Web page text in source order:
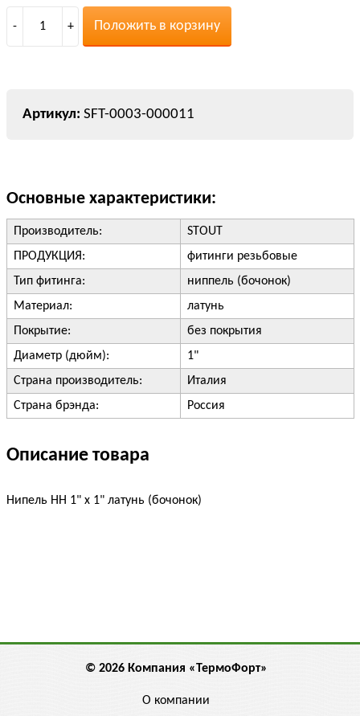
- 1 + Положить в корзину
SFT-0003-000011
Основные характеристики:
Производитель:
STOUT
ПРОДУКЦИЯ:
фитинги резьбовые
Тип фитинга:
ниппель (бочонок)
Материал:
латунь
Покрытие:
без покрытия
Диаметр (дюйм):
1"
Страна производитель:
Италия
Страна брэнда:
Россия
Описание товара
Нипель НН 1" х 1" латунь (бочонок)
© 2026 Компания «ТермоФорт»
О компании